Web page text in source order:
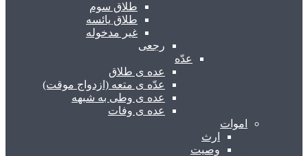
طلاق سوم
طلاق یائسه
غیر مدخوله
رجعی
عدّه
عده ی طلاق
عدّه ی متعه (ازدواج موقت)
عده ی وطی به شبهه
عده ی وفات
اموات
ارث
وصیت